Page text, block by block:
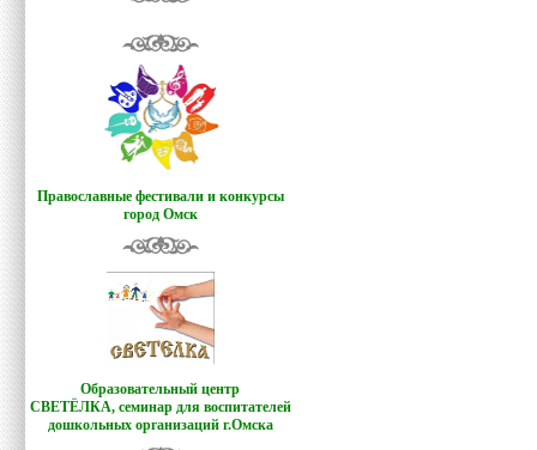
Православные фестивали и конкурсы
город Омск
Образовательный центр
СВЕТЁЛКА, семинар для воспитателей
дошкольных организаций г.Омска